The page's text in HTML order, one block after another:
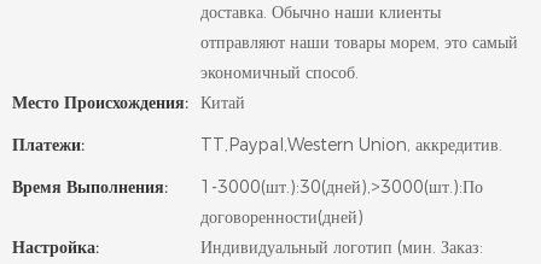
доставка. Обычно наши клиенты
отправляют наши товары морем, это самый
экономичный способ.
Место Происхождения: Китай
Платежи:
TT,Paypal,Western Union, аккредитив.
Время Выполнения:
1-3000(шт.):30(дней),>3000(шт.):По
договоренности(дней)
Настройка:
Индивидуальный логотип (мин. Заказ: